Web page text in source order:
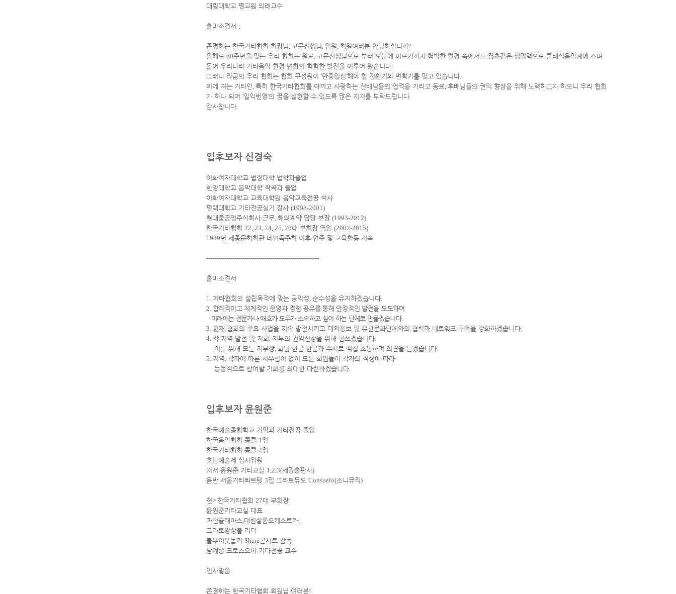
대림대학교 평교원 외래교수
출마소견서 ;
존경하는 한국기타협회 회장님, 고문선생님, 임원 , 회원여러분 안녕하십니까?
올해로 60주년을 맞는 우리 협회는 원로, 고문선생님으로 부터 오늘에 이르기까지 척박한 환경 속에서도 잡초같은 생명력으로 클래식음악계에 스며
들어 우리나라 기타음악 환경 변화의 혁혁한 발전을 이루어 왔습니다.
그러나 작금의 우리 협회는 협회 구성원이 '만중일심'해야 할 전환기와 변혁기를 맞고 있습니다.
이에 저는 기타인, 특히 한국기타협회를 아끼고 사랑하는 선배님들의 업적을 기리고 동료, 후배님들의 권익 향상을 위해 노력하고자 하오니 우리 협회
가 하나 되어 '일익번영'의 꿈을 실현할 수 있도록 많은 지지를 부탁드립니다.
감사합니다.
입후보자 신경숙
이화여자대학교 법정대학 법학과졸업
한양대학교 음악대학 작곡과 졸업
이화여자대학교 교육대학원 음악교육전공 석사
평택대학교 기타전공실기 강사 (1998-2001)
현대중공업주식회사 근무, 해외계약 담당 부장 (1993-2012)
한국기타협회 22, 23, 24, 25, 26대 부회장 역임 (2002-2015)
1989년 세종문화회관 데뷔독주회 이후 연주 및 교육활동 지속
--------------------------------------------------------
출마소견서
1. 기타협회의 설립목적에 맞는 공익성, 순수성을 유지하겠습니다.
2. 합리적이고 체계적인 운영과 경험 공유를 통해 안정적인 발전을 도모하며
미래에는 전문가나 애호가 모두가 소속하고 싶어 하는 단체로 만들겠습니다.
3. 현재 협회의 주요 사업을 지속 발전시키고 대외홍보 및 유관문화단체와의 협력과 네트워크 구축을 강화하겠습니다.
4. 각 지역 발전 및 지회 , 지부의 권익신장을 위해 힘쓰겠습니다.
이를 위해 모든 지부장, 회원 한분 한분과 수시로 직접 소통하며 의견을 듣겠습니다.
5. 지역, 학파에 따른 치우침이 없이 모든 회원들이 각자의 적성에 따라
능동적으로 참여할 기회를 최대한 마련하겠습니다.
입후보자 윤원준
한국예술종합학교 기악과 기타전공 졸업
한국음악협회 콩클 1위
한국기타협회 콩클 2위
호남예술제 심사위원
저서 윤원준 기타교실 1,2,3(세광출판사)
음반 서울기타콰르텟 3집 그라토듀오 Consuelo(소니뮤직)
현> 한국기타협회 27대 부회장
윤원준기타교실 대표
과천클래아스,대림샬롬오케스트라,
그라토앙상블 리더
불우이웃돕기 Share콘서트 감독
남예종 크로스오버 기타전공 교수
인사말씀
존경하는 한국기타협회 회원님 여러분!